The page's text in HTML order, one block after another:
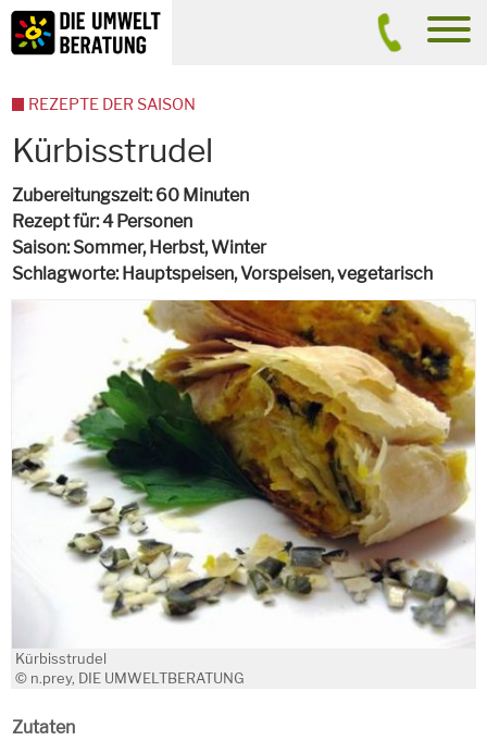
Inhalt
Suche
Kürbisstrudel
Zubereitungszeit 60 Minuten
Rezept für 4 Personen
Saison Sommer, Herbst, Winter
Schlagworte Hauptspeisen, Vorspeisen,vegetarisch
Kürbisstrudel
© n.prey, DIE UMWELTBERATUNG
Zutaten
REZEPTE DER SAISON